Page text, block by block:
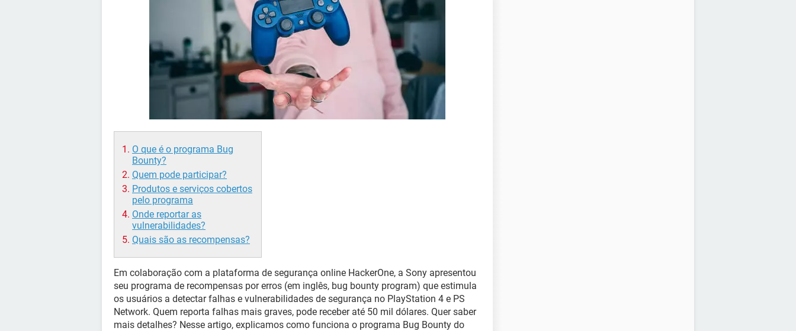
O que é o programa Bug
Bounty?
Quem pode participar?
Produtos e serviços cobertos
pelo programa
Onde reportar as
vulnerabilidades?
Quais são as recompensas?
Em colaboração com a plataforma de segurança online HackerOne, a Sony apresentou
seu programa de recompensas por erros (em inglês, bug bounty program) que estimula
os usuários a detectar falhas e vulnerabilidades de segurança no PlayStation 4 e PS
Network. Quem reporta falhas mais graves, pode receber até 50 mil dólares. Quer saber
mais detalhes? Nesse artigo, explicamos como funciona o programa Bug Bounty do